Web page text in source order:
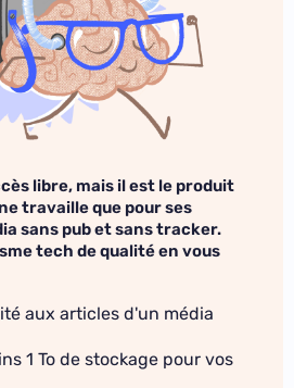
libre, mais il est le produit
travaille que pour ses
sans pub et sans tracker.
tech de qualité en vous
aux articles d'un média
1 To de stockage pour vos